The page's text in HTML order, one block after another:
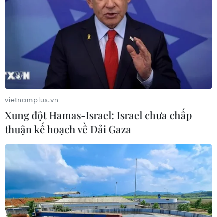
Indonesia đã đình chỉ hoạt động mặt đất của hãng
hàng không giá rẻ lớn nhất nước này, Lion Air và hãng
AirAsia do những lỗi trong xử lý sai về ga đến đối với
hành khách.
vietnamplus.vn
Xung đột Hamas-Israel: Israel chưa chấp
thuận kế hoạch về Dải Gaza